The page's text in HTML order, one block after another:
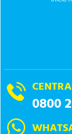
0800